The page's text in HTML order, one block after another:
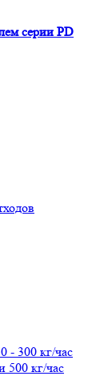
серии PD
- 300 кг/час
500 кг/час